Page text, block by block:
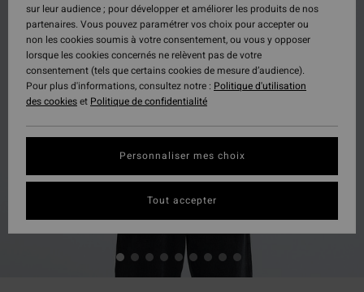
sur leur audience ; pour développer et améliorer les produits de nos
partenaires. Vous pouvez paramétrer vos choix pour accepter ou
non les cookies soumis à votre consentement, ou vous y opposer
lorsque les cookies concernés ne relèvent pas de votre
consentement (tels que certains cookies de mesure d’audience).
Pour plus d'informations, consultez notre : Politique d'utilisation
des cookieset Politique de confidentialité
Personnaliser mes choix
Tout accepter